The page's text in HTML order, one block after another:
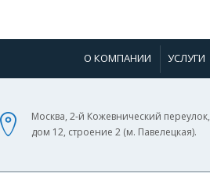
О КОМПАНИИ УСЛУГИ
Москва, 2-й Кожевнический переулок,
дом 12, строение 2 (м. Павелецкая).